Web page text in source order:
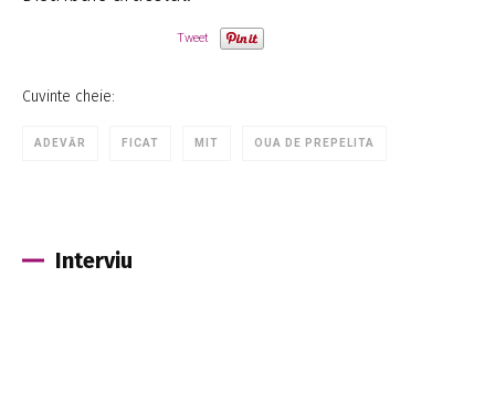
Tweet
Cuvinte cheie:
ADEVĂR FICAT MIT OUA DE PREPELITA
Interviu